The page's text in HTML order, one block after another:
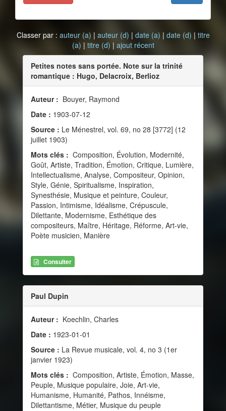
Classer par : auteur (a) | auteur (d) | date (a) | date (d) | titre
(a) | titre (d) | ajout récent
Petites notes sans portée. Note sur la trinité
romantique : Hugo, Delacroix, Berlioz
Auteur : Bouyer, Raymond
Date : 1903-07-12
Source : Le Ménestrel, vol. 69, no 28 [3772] (12
juillet 1903)
Mots clés : Composition, Évolution, Modernité,
Goût, Artiste, Tradition, Émotion, Critique, Lumière,
Intellectualisme, Analyse, Compositeur, Opinion,
Style, Génie, Spiritualisme, Inspiration,
Synesthésie, Musique et peinture, Couleur,
Passion, Intimisme, Idéalisme, Crépuscule,
Dilettante, Modernisme, Esthétique des
compositeurs, Maître, Héritage, Réforme, Art-vie,
Poète musicien, Manière
Consulter
Paul Dupin
Auteur : Koechlin, Charles
Date : 1923-01-01
Source : La Revue musicale, vol. 4, no 3 (1er
janvier 1923)
Mots clés : Composition, Artiste, Émotion, Masse,
Peuple, Musique populaire, Joie, Art-vie,
Humanisme, Humanité, Pathos, Innéisme,
Dilettantisme, Métier, Musique du peuple